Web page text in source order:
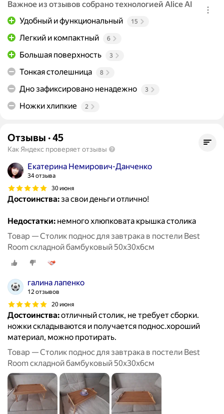
Важное из отзывов собрано технологией Alice AI
Удобный и функциональный
15
Легкий и компактный 6
Большая поверхность 3
Тонкая столешница 8
Дно зафиксировано ненадежно 3
Ножки хлипкие 2
Отзывы ·45
Как Яндекс проверяет отзывы
Екатерина Немирович-Данченко
34 отзыва
30 июня
Достоинства:за свои деньги отлично!
Недостатки: немного хлюпковата крышка столика
Товар — Столик поднос для завтрака в постели Best
Room складной бамбуковый 50x30x6см
галина лапенко
12 отзывов
20 июня
Достоинства:отличный столик, не требует сборки.
ножки складываются и получается поднос.хороший
материал, можно протирать.
Товар — Столик поднос для завтрака в постели Best
Room складной бамбуковый 50x30x6см